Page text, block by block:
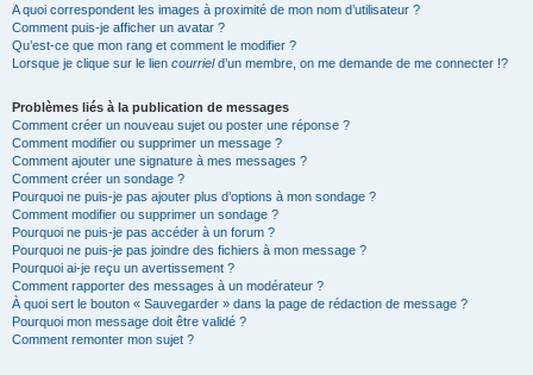
A quoi correspondent les images à proximité de mon nom d’utilisateur ?
Comment puis-je afficher un avatar ?
Qu’est-ce que mon rang et comment le modifier ?
Lorsque je clique sur le lien courrield’un membre, on me demande de me connecter !?
Problèmes liés à la publication de messages
Comment créer un nouveau sujet ou poster une réponse ?
Comment modifier ou supprimer un message ?
Comment ajouter une signature à mes messages ?
Comment créer un sondage ?
Pourquoi ne puis-je pas ajouter plus d’options à mon sondage ?
Comment modifier ou supprimer un sondage ?
Pourquoi ne puis-je pas accéder à un forum ?
Pourquoi ne puis-je pas joindre des fichiers à mon message ?
Pourquoi ai-je reçu un avertissement ?
Comment rapporter des messages à un modérateur ?
À quoi sert le bouton « Sauvegarder » dans la page de rédaction de message ?
Pourquoi mon message doit être validé ?
Comment remonter mon sujet ?